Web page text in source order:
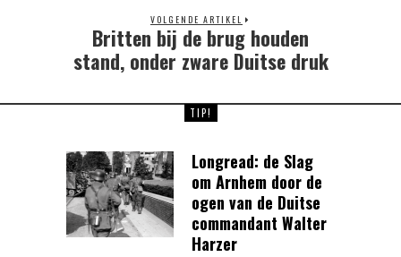
VOLGENDE ARTIKEL
Next
Britten bij de brug houden
stand, onder zware Duitse druk
TIP!
Longread: de Slag
om Arnhem door de
ogen van de Duitse
commandant Walter
Harzer